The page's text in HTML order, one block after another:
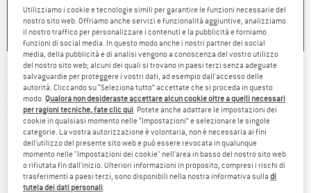
)
4,6(71)
4,7(48)
SILVA -Exceed 4X - Lampada frontale
(0)
Utilizziamo i cookie e tecnologie simili per garantire le funzioni necessarie del
nostro sito web. Offriamo anche servizi e funzionalità aggiuntive, analizziamo
il nostro traffico per personalizzare i contenuti e la pubblicità e forniamo
funzioni di social media. In questo modo anche i nostri partner dei social
media, della pubblicità e di analisi vengono a conoscenza del vostro utilizzo
del nostro sito web; alcuni dei quali si trovano in paesi terzi senza adeguate
salvaguardie per proteggere i vostri dati, ad esempio dall'accesso delle
autorità. Cliccando su “Seleziona tutto” accettate che si proceda in questo
modo. Qualora non desideraste accettare alcun cookie oltre a quelli necessari
per ragioni tecniche, fate clic qui . Potete anche adattare le impostazioni dei
cookie in qualsiasi momento nelle “Impostazioni” e selezionare le singole
categorie. La vostra autorizzazione è volontaria, non è necessaria ai fini
dell'utilizzo del presente sito web e può essere revocata in qualunque
momento nelle "Impostazioni dei cookie" nell'area in basso del nostro sito web
o rifiutata fin dall'inizio. Ulteriori informazioni in proposito, compresi i rischi di
trasferimenti a paesi terzi, sono disponibili nella nostra informativa sulladi
tutela dei dati personali